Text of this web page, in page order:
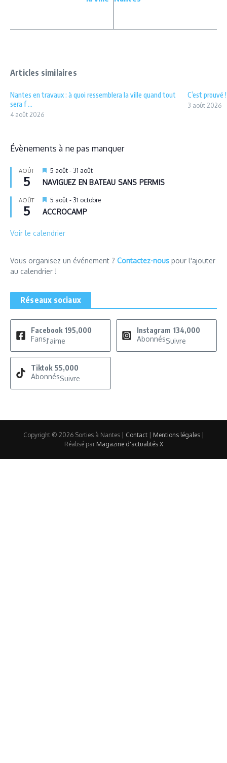
Articles similaires
Nantes en travaux : à quoi ressemblera la ville quand tout
sera f ...
4 août 2026
C’est
3 août 2026
Évènements à ne pas manquer
AOÛT
5
Mis
en
avant
5 août - 31 août
NAVIGUEZ EN BATEAU SANS PERMIS
AOÛT
5
Mis
en
avant
5 août - 31 octobre
ACCROCAMP
Voir le calendrier
Vous organisez un événement ? Contactez-nous pour l'ajouter
au calendrier !
Réseaux sociaux
Facebook 195,000
FansJ'aime
Instagram 134,000
AbonnésSuivre
Tiktok 55,000
AbonnésSuivre
Copyright © 2026 Sorties à Nantes | Contact| Mentions légales|
Réalisé par Magazine d'actualités X